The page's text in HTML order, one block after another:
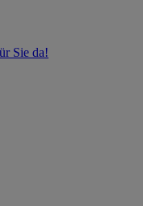
Sie da!